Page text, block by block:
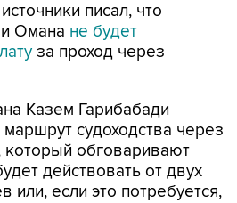
писал, что
Омана не будет
за проход через
Казем Гарибабади
судоходства через
обговаривают
действовать от двух
или, если это потребуется,